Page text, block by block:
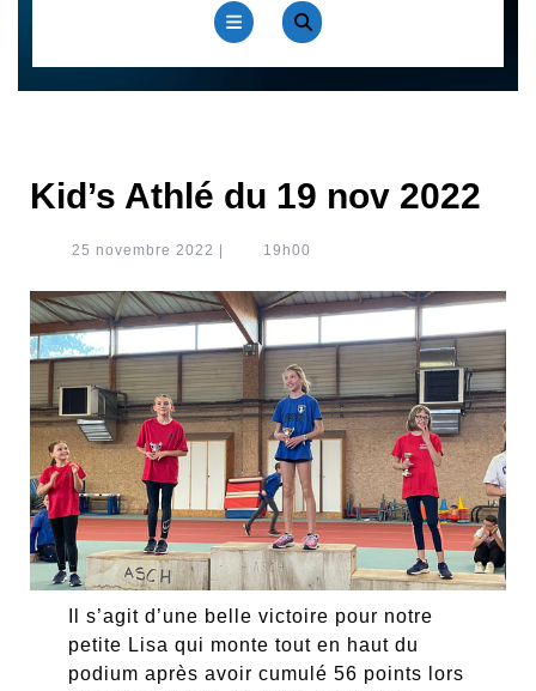
Open
Button
Kid’s Athlé du 19 nov 2022
25 novembre 2022 25
2022
19h00
Il s’agit d’une belle victoire pour notre
petite Lisa qui monte tout en haut du
podium après avoir cumulé 56 points lors